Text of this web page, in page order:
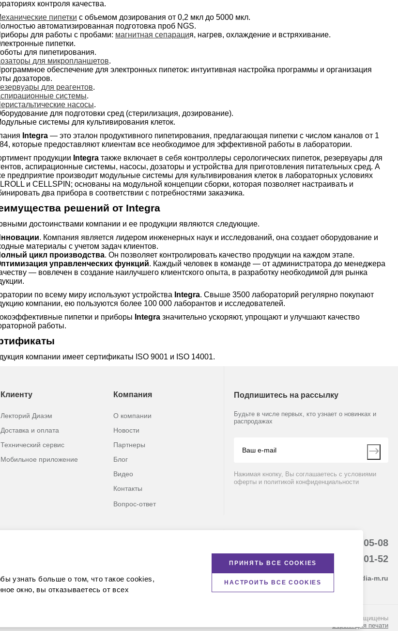
контроля качества.
пипетки с объемом дозирования от 0,2 мкл до 5000 мкл.
автоматизированная подготовка проб NGS.
для работы с пробами: магнитная сепарация, нагрев, охлаждение и встряхивание.
пипетки.
для пипетирования.
для микропланшетов.
обеспечение для электронных пипеток: интуитивная настройка программы и организация
дозаторов.
для реагентов.
системы.
насосы.
для подготовки сред (стерилизация, дозирование).
системы для культивирования клеток.
Integra — это эталон продуктивного пипетирования, предлагающая пипетки с числом каналов от 1
которые предоставляют клиентам все необходимое для эффективной работы в лаборатории.
продукции Integra также включает в себя контроллеры серологических пипеток, резервуары для
аспирационные системы, насосы, дозаторы и устройства для приготовления питательных сред. А
предприятие производит модульные системы для культивирования клеток в лабораторных условиях
и CELLSPIN; основаны на модульной концепции сборки, которая позволяет настраивать и
два прибора в соответствии с потребностями заказчика.
решений от Integra
достоинствами компании и ее продукции являются следующие.
. Компания является лидером инженерных наук и исследований, она создает оборудование и
материалы с учетом задач клиентов.
цикл производства. Он позволяет контролировать качество продукции на каждом этапе.
управленческих функций. Каждый человек в команде — от администратора до менеджера
— вовлечен в создание наилучшего клиентского опыта, в разработку необходимой для рынка
по всему миру используют устройства Integra. Свыше 3500 лабораторий регулярно покупают
компании, ею пользуются более 100 000 лаборантов и исследователей.
пипетки и приборы Integra значительно ускоряют, упрощают и улучшают качество
работы.
компании имеет сертификаты ISO 9001 и ISO 14001.
Клиенту
Лекторий Диаэм
Доставка и оплата
Технический сервис
Мобильное приложение
Компания
О компании
Новости
Партнеры
Блог
Видео
Контакты
Вопрос-ответ
Подпишитесь на рассылку
Будьте в числе первых, кто узнает о новинках и
распродажах
Нажимая кнопку, Вы соглашаетесь с условиями
оферты и политикой конфиденциальности
8 (800) 234-05-08
+7 (923) 303-01-52
krsk@dia-m.ru
© Диаэм, 1988 — 2026. Все права защищены
Версия для печати
узнать больше о том, что такое cookies,
окно, вы отказываетесь от всех
ПРИНЯТЬ ВСЕ COOKIES
НАСТРОИТЬ ВСЕ COOKIES